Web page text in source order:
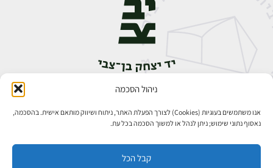
ניהול הסכמה
אנו משתמשים בעוגיות (Cookies) לצורך הפעלת האתר, ניתוח ושיווק מותאם אישית. בהסכמה,
נאסוף נתוני שימוש; ניתן לנהל או למשוך הסכמה בכל עת.
קבל הכל
אבן גבירול 14, רחביה, ירושלים